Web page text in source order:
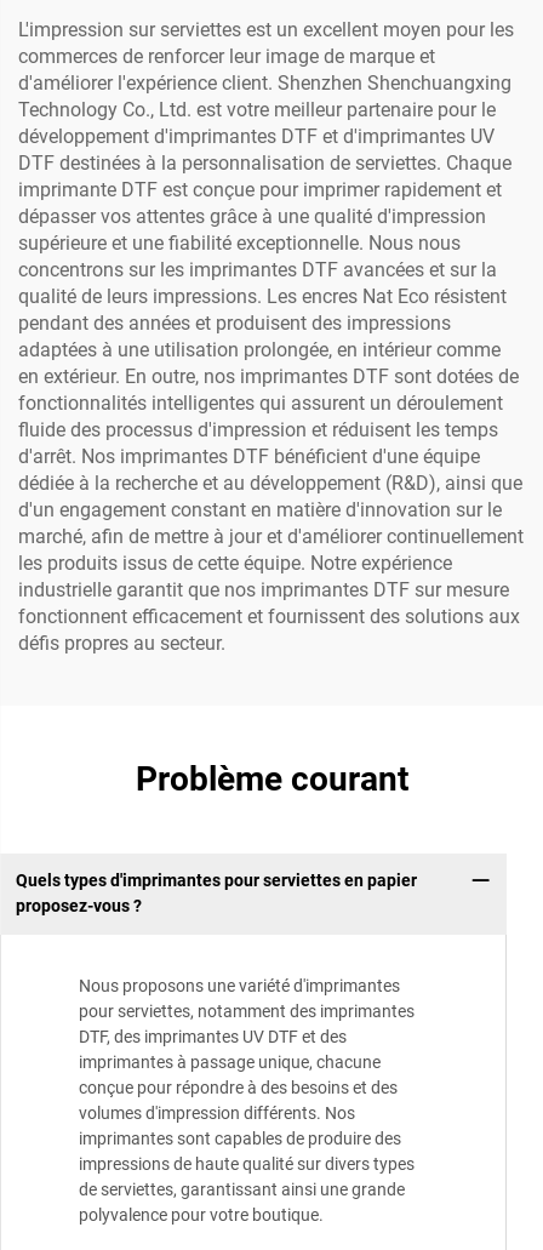
L'impression sur serviettes est un excellent moyen pour les
commerces de renforcer leur image de marque et
d'améliorer l'expérience client. Shenzhen Shenchuangxing
Technology Co., Ltd. est votre meilleur partenaire pour le
développement d'imprimantes DTF et d'imprimantes UV
DTF destinées à la personnalisation de serviettes. Chaque
imprimante DTF est conçue pour imprimer rapidement et
dépasser vos attentes grâce à une qualité d'impression
supérieure et une fiabilité exceptionnelle. Nous nous
concentrons sur les imprimantes DTF avancées et sur la
qualité de leurs impressions. Les encres Nat Eco résistent
pendant des années et produisent des impressions
adaptées à une utilisation prolongée, en intérieur comme
en extérieur. En outre, nos imprimantes DTF sont dotées de
fonctionnalités intelligentes qui assurent un déroulement
fluide des processus d'impression et réduisent les temps
d'arrêt. Nos imprimantes DTF bénéficient d'une équipe
dédiée à la recherche et au développement (R&D), ainsi que
d'un engagement constant en matière d'innovation sur le
marché, afin de mettre à jour et d'améliorer continuellement
les produits issus de cette équipe. Notre expérience
industrielle garantit que nos imprimantes DTF sur mesure
fonctionnent efficacement et fournissent des solutions aux
défis propres au secteur.
Problème courant
Quels types d'imprimantes pour serviettes en papier
proposez-vous ?
Nous proposons une variété d'imprimantes
pour serviettes, notamment des imprimantes
DTF, des imprimantes UV DTF et des
imprimantes à passage unique, chacune
conçue pour répondre à des besoins et des
volumes d'impression différents. Nos
imprimantes sont capables de produire des
impressions de haute qualité sur divers types
de serviettes, garantissant ainsi une grande
polyvalence pour votre boutique.